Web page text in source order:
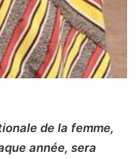
de la femme,
année, sera